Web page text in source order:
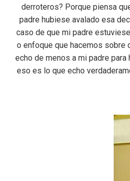
derroteros? Porque piensa
padre hubiese avalado esa
caso de que mi padre
o enfoque que hacemos sobre
echo de menos a mi padre
eso es lo que echo